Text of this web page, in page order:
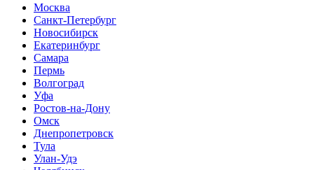
Москва
Санкт-Петербург
Новосибирск
Екатеринбург
Самара
Пермь
Волгоград
Уфа
Ростов-на-Дону
Омск
Днепропетровск
Тула
Улан-Удэ